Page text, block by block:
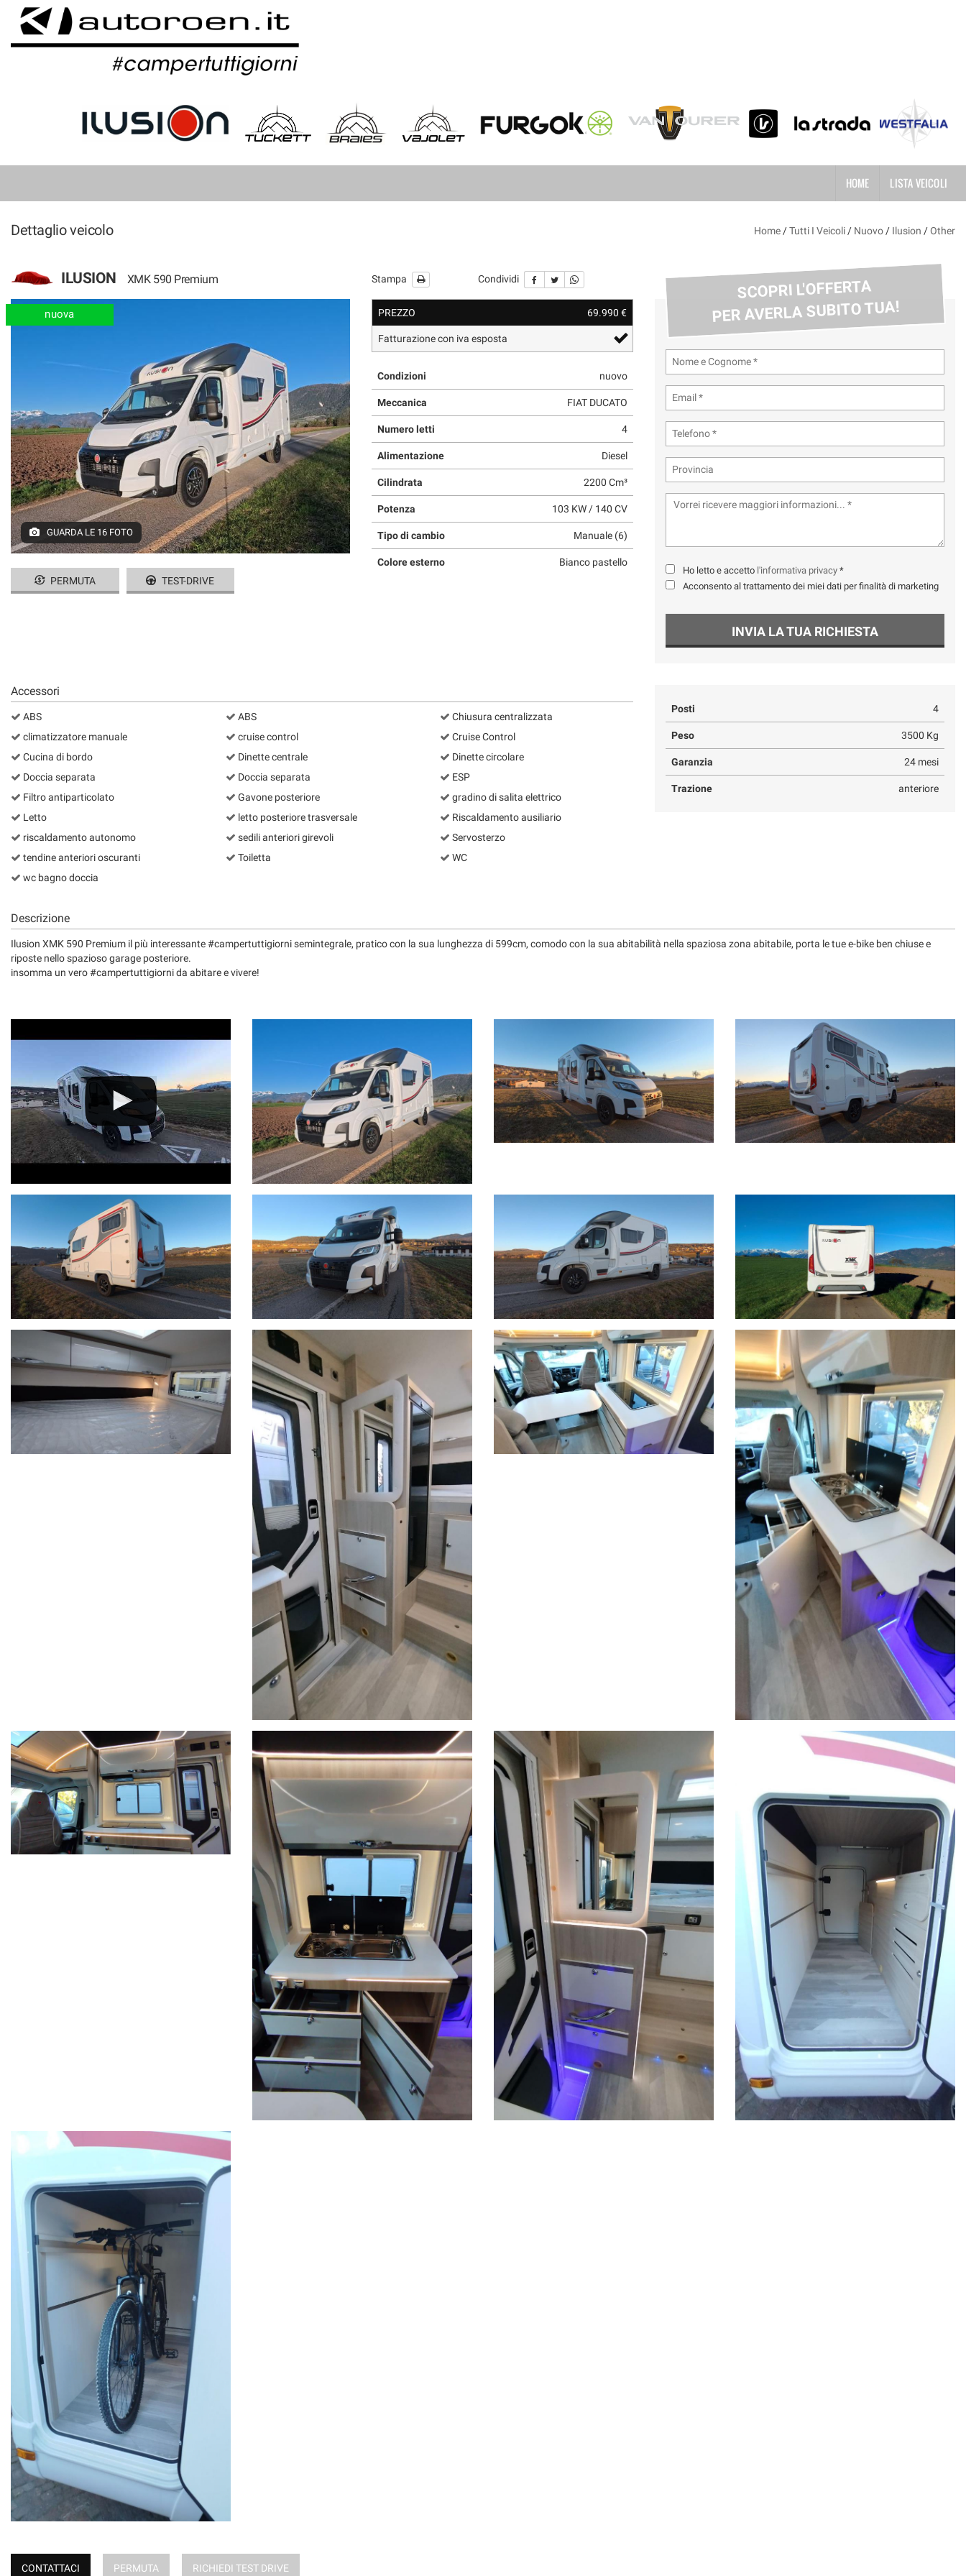
HOME
HOME LISTA VEICOLI
Dettaglio veicolo Home /Tutti I Veicoli / Nuovo / Ilusion /Other
ILUSION XMK 590 Premium Stampa Condividi
nuova
GUARDA LE 16 FOTO
PERMUTA TEST-DRIVE
PREZZO 69.990 €
Fatturazione con iva esposta
Condizioni nuovo
Meccanica FIAT DUCATO
Numero letti 4
Alimentazione Diesel
Cilindrata 2200 Cm³
Potenza 103 KW / 140 CV
Tipo di cambio Manuale (6)
Colore esterno Bianco pastello
SCOPRI L'OFFERTA
PER AVERLA SUBITO TUA!
Ho letto e accetto l'informativa privacy *
Acconsento al trattamento dei miei dati per finalità di marketing
INVIA LA TUA RICHIESTA
Accessori
ABS
climatizzatore manuale
Cucina di bordo
Doccia separata
Filtro antiparticolato
Letto
riscaldamento autonomo
tendine anteriori oscuranti
wc bagno doccia
ABS
cruise control
Dinette centrale
Doccia separata
Gavone posteriore
letto posteriore trasversale
sedili anteriori girevoli
Toiletta
Chiusura centralizzata
Cruise Control
Dinette circolare
ESP
gradino di salita elettrico
Riscaldamento ausiliario
Servosterzo
WC
Posti 4
Peso 3500 Kg
Garanzia 24 mesi
Trazione anteriore
Descrizione
Ilusion XMK 590 Premium il più interessante #campertuttigiorni semintegrale, pratico con la sua lunghezza di 599cm, comodo con la sua abitabilità nella spaziosa zona abitabile, porta le tue e-bike ben chiuse e
riposte nello spazioso garage posteriore.
insomma un vero #campertuttigiorni da abitare e vivere!
CONTATTACI PERMUTA RICHIEDI TEST DRIVE